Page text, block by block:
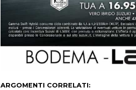
ARGOMENTI CORRELATI: